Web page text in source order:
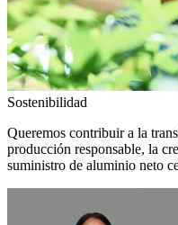
Sostenibilidad
Queremos contribuir a la
producción responsable, la
suministro de aluminio neto